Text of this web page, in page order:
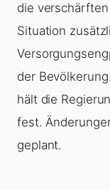
die
Situation
der
hält die
fest.
geplant.